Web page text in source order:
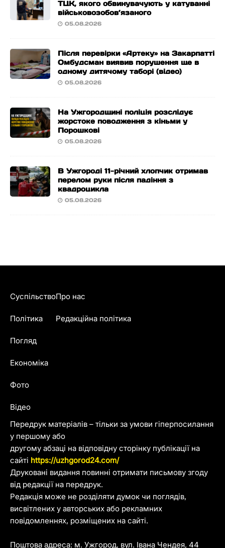
ТЦК, якого обвинувачують у катуванні
військовозобов’язаного
05.08.2026
Після перевірки «Артеку» на Закарпатті
Омбудсман виявив порушення ще в
одному дитячому таборі (відео)
05.08.2026
На Ужгородщині поліція розслідує
жорстоке поводження з кіньми у
Порошкові
05.08.2026
В Ужгороді 11-річний хлопчик отримав
перелом руки після падіння з
квадроцикла
05.08.2026
Передрук матеріалів – тільки за умови гіперпосилання
у першому або
другому абзаці на відповідну сторінку публікації на
сайті https://uzhgorod24.com/
Друковані видання повинні отримати письмову згоду
від редакції на передрук.
Редакція може не розділяти думок чи поглядів,
висвітлених у авторських або рекламних
повідомленнях, розміщених на сайті.
Поштова адреса: м. Ужгород, вул. Івана Чендея, 44
Суспільство
Політика
Погляд
Економіка
Фото
Відео
Про нас
Редакційна політика